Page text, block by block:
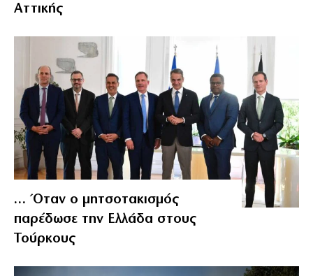
Αττικής
… Όταν ο μητσοτακισμός
παρέδωσε την Ελλάδα στους
Τούρκους